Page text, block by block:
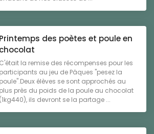
Printemps des poètes et poule en
chocolat
C'était la remise des récompenses pour les
participants au jeu de Pâques "pesez la
poule".Deux élèves se sont approchés au
plus près du poids de la poule au chocolat
(1kg440), ils devront se la partage ...